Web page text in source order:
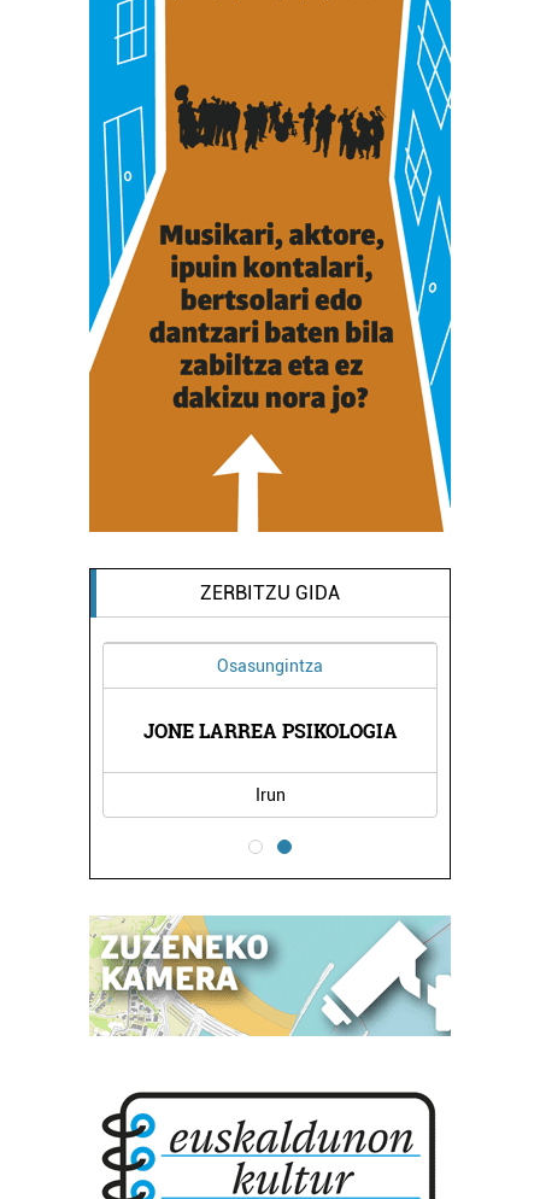
ZERBITZU GIDA
Osasungintza
JONE LARREA PSIKOLOGIA
Irun